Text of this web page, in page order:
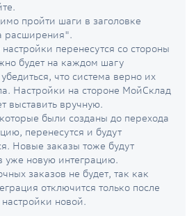
пройти шаги в заголовке
расширения".
перенесутся со стороны
будет на каждом шагу
что система верно их
Настройки на стороне МойСклад
выставить вручную.
были созданы до перехода
перенесутся и будут
Новые заказы тоже будут
уже новую интеграцию.
заказов не будет, так как
отключится только после
новой.